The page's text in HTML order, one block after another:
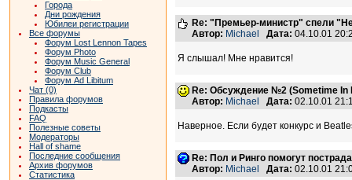
Города
Дни рождения
Юбилеи регистрации
Все форумы
Форум Lost Lennon Tapes
Форум Photo
Форум Music General
Форум Club
Форум Ad Libitum
Чат (0)
Правила форумов
Подкасты
FAQ
Полезные советы
Модераторы
Hall of shame
Последние сообщения
Архив форумов
Статистика
Re: "Премьер-министр" спели
Автор: Michael Дата: 04.10.01
Я слышал! Мне нравится!
Re: Обсуждение №2 (Sometime In
Автор: Michael Дата: 02.10.01
Наверное. Если будет конкурс и
Re: Пол и Ринго помогут
Автор: Michael Дата: 02.10.01